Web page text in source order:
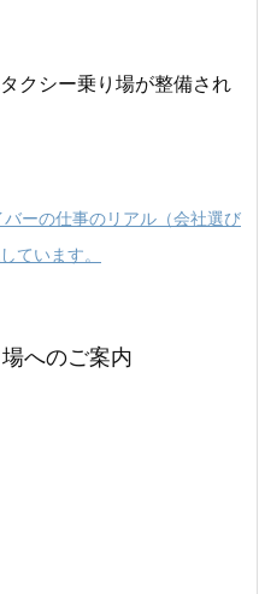
クシー乗り場が整備され
ーの仕事のリアル（会社選び
ています。
へのご案内